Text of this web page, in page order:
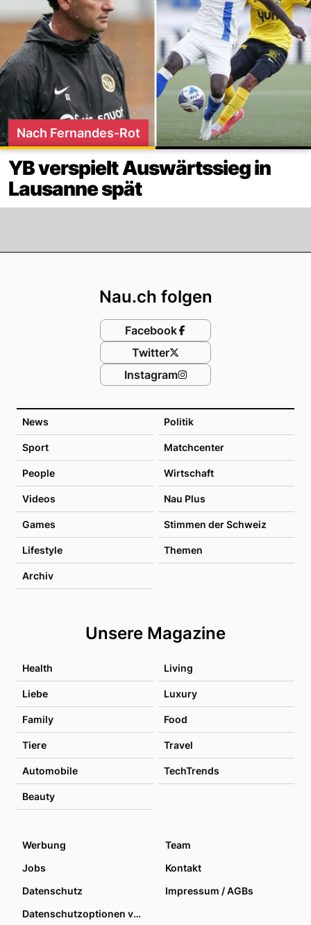
Nach Fernandes-Rot
YB verspielt Auswärtssieg in
Lausanne spät
News Politik
Sport Matchcenter
People Wirtschaft
Videos Nau Plus
Games Stimmen der Schweiz
Lifestyle Themen
Archiv
Unsere Magazine
Health Living
Liebe Luxury
Family Food
Tiere Travel
Automobile TechTrends
Beauty
Nau.ch folgen
Facebook
Twitter
Instagram
Werbung
Team
Jobs
Kontakt
Datenschutz
Impressum / AGBs
Datenschutzoptionen verwalten